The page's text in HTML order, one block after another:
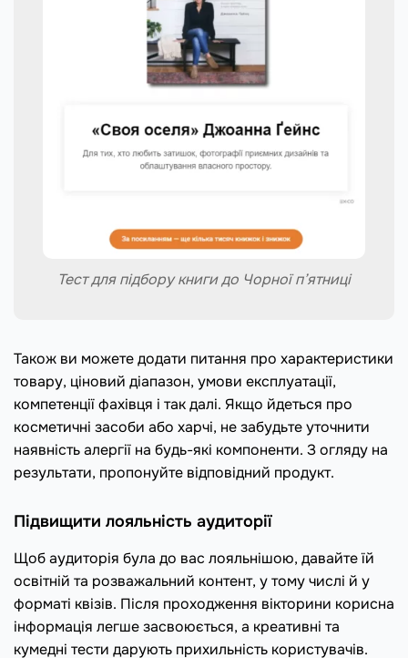
Тест для підбору книги до Чорної п’ятниці
Також ви можете додати питання про характеристики
товару, ціновий діапазон, умови експлуатації,
компетенції фахівця і так далі. Якщо йдеться про
косметичні засоби або харчі, не забудьте уточнити
наявність алергії на будь-які компоненти. З огляду на
результати, пропонуйте відповідний продукт.
Підвищити лояльність аудиторії
Щоб аудиторія була до вас лояльнішою, давайте їй
освітній та розважальний контент, у тому числі й у
форматі квізів. Після проходження вікторини корисна
інформація легше засвоюється, а креативні та
кумедні тести дарують прихильність користувачів.